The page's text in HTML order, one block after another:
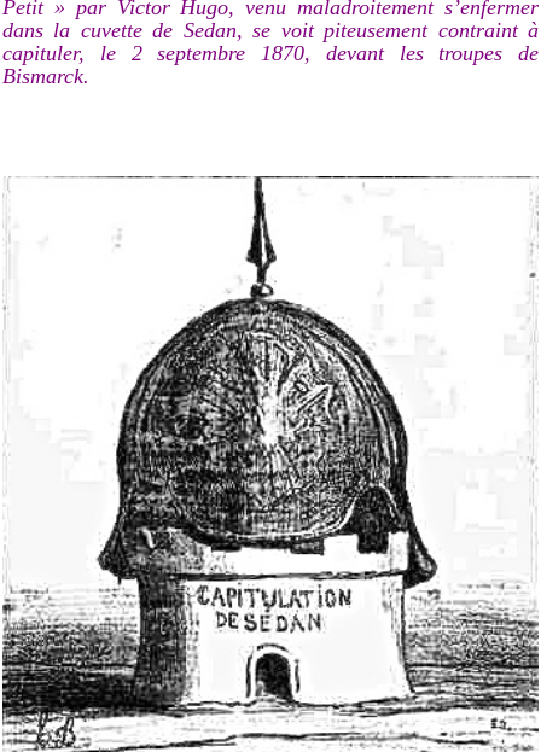
Petit » par Victor Hugo, venu maladroitement s’enfermer
dans la cuvette de Sedan, se voit piteusement contraint à
capituler, le 2 septembre 1870, devant les troupes de
Bismarck.